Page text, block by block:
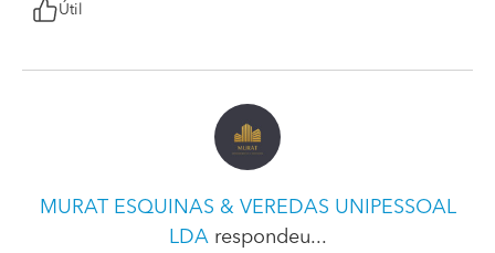
Útil
MURAT ESQUINAS & VEREDAS UNIPESSOAL
LDA respondeu...